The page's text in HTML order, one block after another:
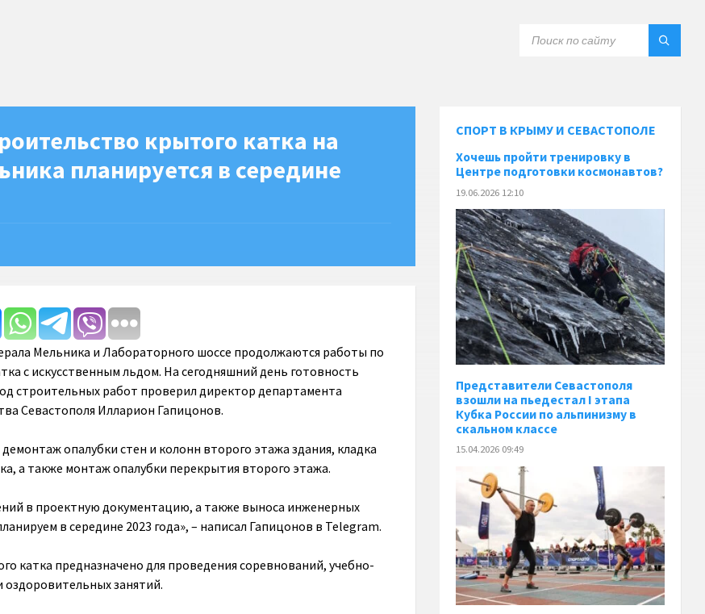
крытого катка на
планируется в середине
Мельника и Лабораторного шоссе продолжаются работы по
с искусственным льдом. На сегодняшний день готовность
строительных работ проверил директор департамента
Севастополя Илларион Гапицонов.
опалубки стен и колонн второго этажа здания, кладка
а также монтаж опалубки перекрытия второго этажа.
в проектную документацию, а также выноса инженерных
в середине 2023 года», – написал Гапицонов в Telegram.
катка предназначено для проведения соревнований, учебно-
занятий.
СПОРТ В КРЫМУ И СЕВАСТОПОЛЕ
Хочешь пройти тренировку в
Центре подготовки космонавтов?
19.06.2026 12:10
Представители Севастополя
взошли на пьедестал I этапа
Кубка России по альпинизму в
скальном классе
15.04.2026 09:49